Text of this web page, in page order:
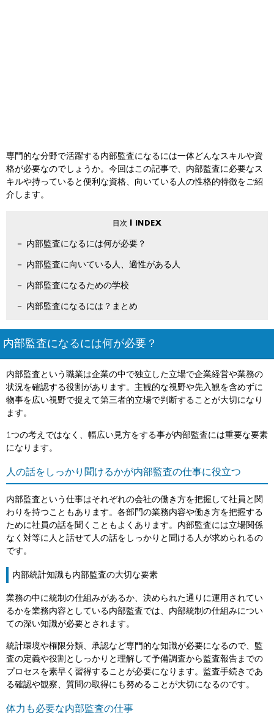
専門的な分野で活躍する内部監査になるには一体どんなスキルや資
格が必要なのでしょうか。今回はこの記事で、内部監査に必要なス
キルや持っていると便利な資格、向いている人の性格的特徴をご紹
介します。
内部監査になるには何が必要？
内部監査に向いている人、適性がある人
内部監査になるための学校
内部監査になるには？まとめ
内部監査になるには何が必要？
内部監査という職業は企業の中で独立した立場で企業経営や業務の
状況を確認する役割があります。主観的な視野や先入観を含めずに
物事を広い視野で捉えて第三者的立場で判断することが大切になり
ます。
1つの考えではなく、幅広い見方をする事が内部監査には重要な要素
になります。
人の話をしっかり聞けるかが内部監査の仕事に役立つ
内部監査という仕事はそれぞれの会社の働き方を把握して社員と関
わりを持つこともあります。各部門の業務内容や働き方を把握する
ために社員の話を聞くこともよくあります。内部監査には立場関係
なく対等に人と話せて人の話をしっかりと聞ける人が求められるの
です。
内部統計知識も内部監査の大切な要素
業務の中に統制の仕組みがあるか、決められた通りに運用されてい
るかを業務内容としている内部監査では、内部統制の仕組みについ
ての深い知識が必要とされます。
統計環境や権限分類、承認など専門的な知識が必要になるので、監
査の定義や役割としっかりと理解して予備調査から監査報告までの
プロセスを素早く習得することが必要になります。監査手続きであ
る確認や観察、質問の取得にも努めることが大切になるのです。
体力も必要な内部監査の仕事